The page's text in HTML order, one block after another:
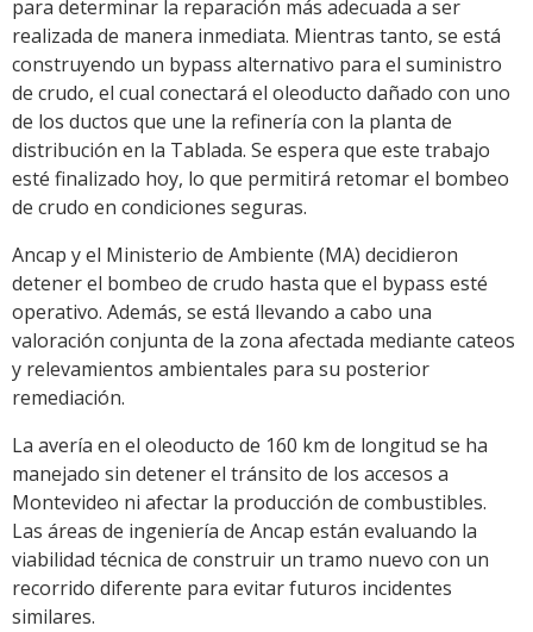
para determinar la reparación más adecuada a ser
realizada de manera inmediata. Mientras tanto, se está
construyendo un bypass alternativo para el suministro
de crudo, el cual conectará el oleoducto dañado con uno
de los ductos que une la refinería con la planta de
distribución en la Tablada. Se espera que este trabajo
esté finalizado hoy, lo que permitirá retomar el bombeo
de crudo en condiciones seguras.
Ancap y el Ministerio de Ambiente (MA) decidieron
detener el bombeo de crudo hasta que el bypass esté
operativo. Además, se está llevando a cabo una
valoración conjunta de la zona afectada mediante cateos
y relevamientos ambientales para su posterior
remediación.
La avería en el oleoducto de 160 km de longitud se ha
manejado sin detener el tránsito de los accesos a
Montevideo ni afectar la producción de combustibles.
Las áreas de ingeniería de Ancap están evaluando la
viabilidad técnica de construir un tramo nuevo con un
recorrido diferente para evitar futuros incidentes
similares.